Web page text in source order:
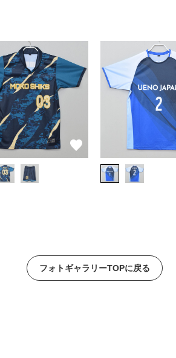
フォトギャラリーTOPに戻る